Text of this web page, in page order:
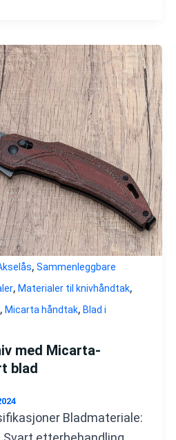
, Sammenleggbare
, Materialer til knivhåndtak,
, Micarta håndtak, Blad i
med Micarta-
blad
Bladmateriale: